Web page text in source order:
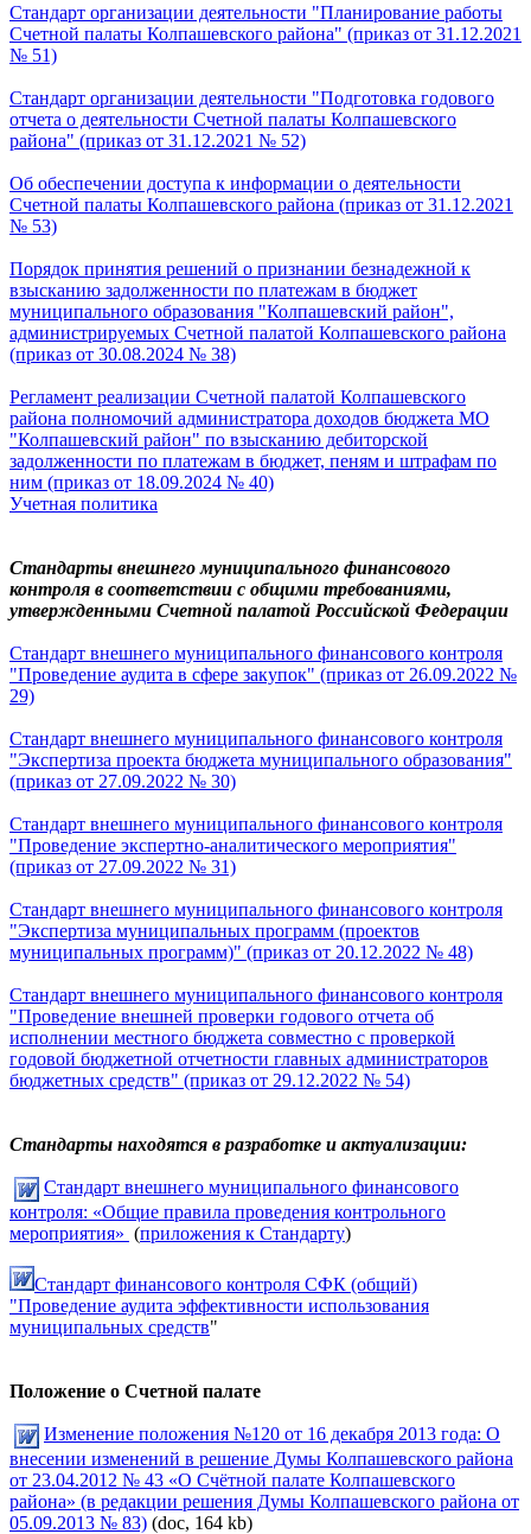
Стандарт организации деятельности "Планирование работы
Счетной палаты Колпашевского района" (приказ от 31.12.2021
№ 51)
Стандарт организации деятельности "Подготовка годового
отчета о деятельности Счетной палаты Колпашевского
района" (приказ от 31.12.2021 № 52)
Об обеспечении доступа к информации о деятельности
Счетной палаты Колпашевского района (приказ от 31.12.2021
№ 53)
Порядок принятия решений о признании безнадежной к
взысканию задолженности по платежам в бюджет
муниципального образования "Колпашевский район",
администрируемых Счетной палатой Колпашевского района
(приказ от 30.08.2024 № 38)
Регламент реализации Счетной палатой Колпашевского
района полномочий администратора доходов бюджета МО
"Колпашевский район" по взысканию дебиторской
задолженности по платежам в бюджет, пеням и штрафам по
ним (приказ от 18.09.2024 № 40)
Учетная политика
Стандарты внешнего муниципального финансового
контроля в соответствии с общими требованиями,
утвержденными Счетной палатой Российской Федерации
Стандарт внешнего муниципального финансового контроля
"Проведение аудита в сфере закупок" (приказ от 26.09.2022 №
29)
Стандарт внешнего муниципального финансового контроля
"Экспертиза проекта бюджета муниципального образования"
(приказ от 27.09.2022 № 30)
Стандарт внешнего муниципального финансового контроля
"Проведение экспертно-аналитического мероприятия"
(приказ от 27.09.2022 № 31)
Стандарт внешнего муниципального финансового контроля
"Экспертиза муниципальных программ (проектов
муниципальных программ)" (приказ от 20.12.2022 № 48)
Стандарт внешнего муниципального финансового контроля
"Проведение внешней проверки годового отчета об
исполнении местного бюджета совместно с проверкой
годовой бюджетной отчетности главных администраторов
бюджетных средств" (приказ от 29.12.2022 № 54)
Стандарты находятся в разработке и актуализации:
Стандарт внешнего муниципального финансового
контроля: «Общие правила проведения контрольного
мероприятия» (приложения к Стандарту)
Стандарт финансового контроля СФК (общий)
"Проведение аудита эффективности использования
муниципальных средств"
Положение о Счетной палате
Изменение положения №120 от 16 декабря 2013 года: О
внесении изменений в решение Думы Колпашевского района
от 23.04.2012 № 43 «О Счётной палате Колпашевского
района» (в редакции решения Думы Колпашевского района от
05.09.2013 № 83) (doc, 164 kb)